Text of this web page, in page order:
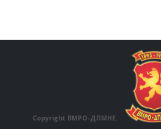
Copyright ВМРО-ДПМНЕ.